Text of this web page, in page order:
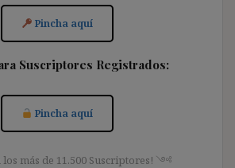
Pincha aquí
Suscriptores Registrados:
Pincha aquí
más de 11.500 Suscriptores! ༺